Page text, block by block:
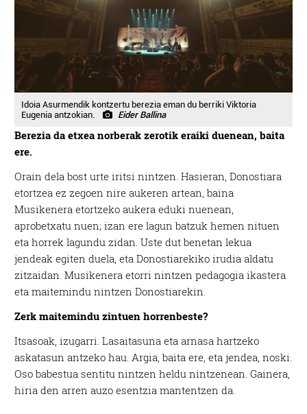
Idoia Asurmendik kontzertu berezia eman du berriki Viktoria
Eugenia antzokian.
Eider Ballina
Berezia da etxea norberak zerotik eraiki duenean, baita
ere.
Orain dela bost urte iritsi nintzen. Hasieran, Donostiara
etortzea ez zegoen nire aukeren artean, baina
Musikenera etortzeko aukera eduki nuenean,
aprobetxatu nuen; izan ere lagun batzuk hemen nituen
eta horrek lagundu zidan. Uste dut benetan lekua
jendeak egiten duela, eta Donostiarekiko irudia aldatu
zitzaidan. Musikenera etorri nintzen pedagogia ikastera
eta maitemindu nintzen Donostiarekin.
Zerk maitemindu zintuen horrenbeste?
Itsasoak, izugarri. Lasaitasuna eta arnasa hartzeko
askatasun antzeko hau. Argia, baita ere, eta jendea, noski.
Oso babestua sentitu nintzen heldu nintzenean. Gainera,
hiria den arren auzo esentzia mantentzen da.